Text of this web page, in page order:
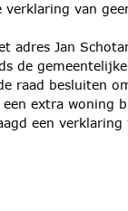
van
adres Jan
de
raad besluiten
extra woning
een verklaring